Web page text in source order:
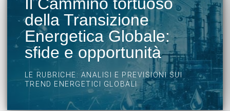
della Transizione
Energetica Globale:
sfide e opportunità
LE RUBRICHE: ANALISI E PREVISIONI SUI
TREND ENERGETICI GLOBALI